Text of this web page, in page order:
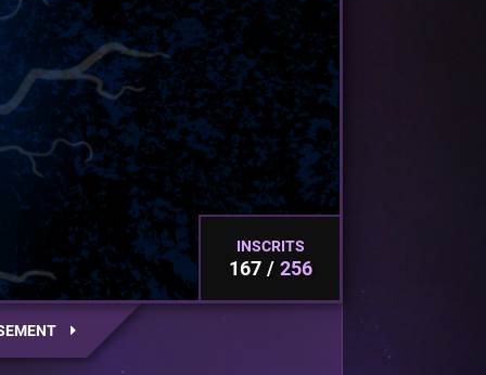
INSCRITS
167 256